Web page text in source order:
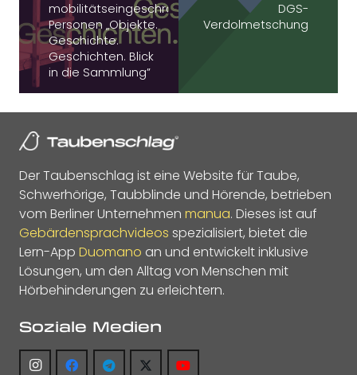
mobilitätseingeschränkte
Personen „Objekte.
Geschichte.
Geschichten. Blick
in die Sammlung”
DGS-
Verdolmetschung
Der Taubenschlag ist eine Website für Taube,
Schwerhörige, Taubblinde und Hörende, betrieben
vom Berliner Unternehmen manua. Dieses ist auf
Gebärdensprachvideos spezialisiert, bietet die
Lern-App Duomano an und entwickelt inklusive
Lösungen, um den Alltag von Menschen mit
Hörbehinderungen zu erleichtern.
Soziale Medien